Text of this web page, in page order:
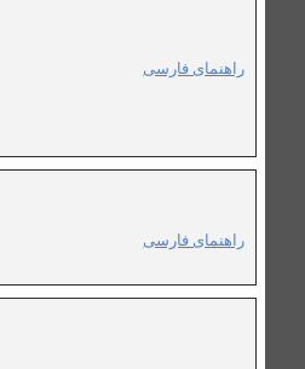
راهنمای فارسی
راهنمای فارسی